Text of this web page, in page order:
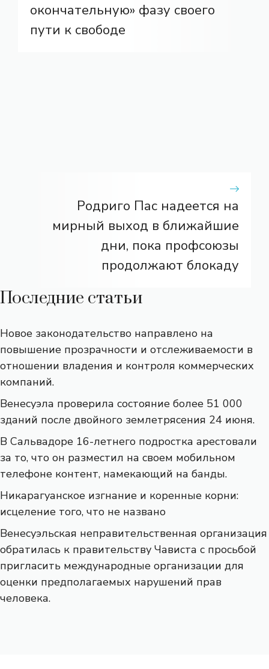
окончательную» фазу своего
пути к свободе
Родриго Пас надеется на
мирный выход в ближайшие
дни, пока профсоюзы
продолжают блокаду
Последние статьи
Новое законодательство направлено на
повышение прозрачности и отслеживаемости в
отношении владения и контроля коммерческих
компаний.
Венесуэла проверила состояние более 51 000
зданий после двойного землетрясения 24 июня.
В Сальвадоре 16-летнего подростка арестовали
за то, что он разместил на своем мобильном
телефоне контент, намекающий на банды.
Никарагуанское изгнание и коренные корни:
исцеление того, что не названо
Венесуэльская неправительственная организация
обратилась к правительству Чависта с просьбой
пригласить международные организации для
оценки предполагаемых нарушений прав
человека.